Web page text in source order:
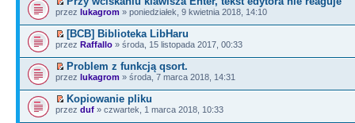
przez lukagrom » poniedziałek, 9 kwietnia 2018, 14:10
[BCB] Biblioteka LibHaru
przez Raffallo » środa, 15 listopada 2017, 00:33
Problem z funkcją qsort.
przez lukagrom » środa, 7 marca 2018, 14:31
Kopiowanie pliku
przez duf » czwartek, 1 marca 2018, 10:33